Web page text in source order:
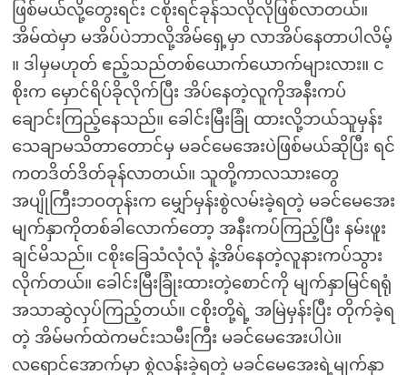
ဖြစ်မယ်လို့တွေးရင်း ငစိုးရင်ခုန်သလိုလိုဖြစ်လာတယ်။
အိမ်ထဲမှာ မအိပ်ပဲဘာလို့အိမ်ရှေ့မှာ လာအိပ်နေတာပါလိမ့်
။ ဒါမှမဟုတ် ဧည့်သည်တစ်ယောက်ယောက်များလား။ င
စိုးက မှောင်ရိပ်ခိုလိုက်ပြီး အိပ်နေတဲ့လူကိုအနီးကပ်
ချောင်းကြည့်နေသည်။ ခေါင်းမြီးခြုံ ထားလို့ဘယ်သူမှန်း
သေချာမသိတာတောင်မှ မခင်မေအေးပဲဖြစ်မယ်ဆိုပြီး ရင်
ကတဒိတ်ဒိတ်ခုန်လာတယ်။ သူတို့ကာလသားတွေ
အပျိုကြီးဘဝတုန်းက မျှော်မှန်းစွဲလမ်းခဲ့ရတဲ့ မခင်မေအေး
မျက်နှာကိုတစ်ခါလောက်တော့ အနီးကပ်ကြည့်ပြီး နမ်းဖူး
ချင်မိသည်။ ငစိုးခြေသံလုံလုံ နဲ့အိပ်နေတဲ့လူနားကပ်သွား
လိုက်တယ်။ ခေါင်းမြီးခြုံးထားတဲ့စောင်ကို မျက်နှာမြင်ရရုံ
အသာဆွဲလှပ်ကြည့်တယ်။ ငစိုးတို့ရဲ့ အမြဲမှန်းပြီး တိုက်ခဲ့ရ
တဲ့ အိမ်မက်ထဲကမင်းသမီးကြီး မခင်မေအေးပါပဲ။
လရောင်အောက်မှာ စွဲလန်းခဲ့ရတဲ့ မခင်မေအေးရဲ့မျက်နှာ